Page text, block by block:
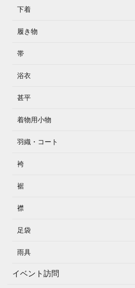
下着
履き物
帯
浴衣
甚平
着物用小物
羽織・コート
袴
裾
襟
足袋
雨具
イベント訪問